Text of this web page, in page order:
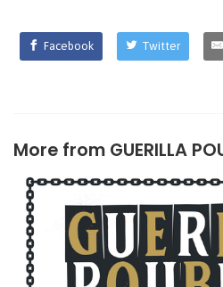
Facebook Twitter
More from GUERILLA